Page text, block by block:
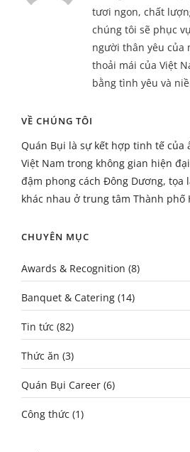
tươi ngon, chất
chúng tôi sẽ phục
người thân yêu của
thoải mái của Việt
bằng tình yêu và
VỀ CHÚNG TÔI
Quán Bụi là sự kết hợp tinh tế của
Việt Nam trong không gian hiện
đậm phong cách Đông Dương, tọa
khác nhau ở trung tâm Thành phố
CHUYÊN MỤC
Awards & Recognition (8)
Banquet & Catering (14)
Tin tức (82)
Thức ăn (3)
Quán Bụi Career (6)
Công thức (1)